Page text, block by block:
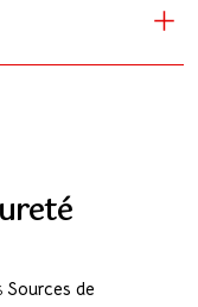
Sources de